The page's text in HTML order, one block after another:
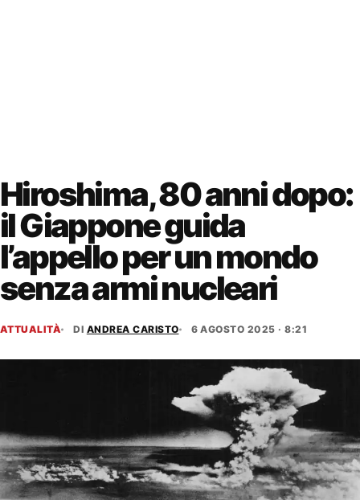
Hiroshima, 80 anni dopo:
il Giappone guida
l’appello per un mondo
senza armi nucleari
ATTUALITÀ DI ANDREA CARISTO 6 AGOSTO 2025 · 8:21